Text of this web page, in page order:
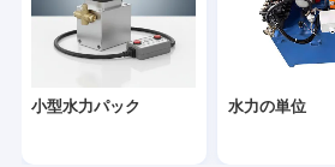
油圧ポンプ
単動水圧シリンダ
二重代理の水圧シリンダ
小型水力パック 水力の単位